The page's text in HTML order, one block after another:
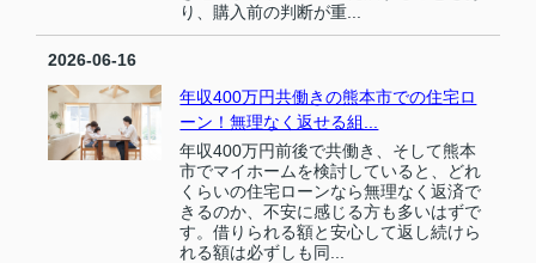
り、購入前の判断が重...
2026-06-16
年収400万円共働きの熊本市での住宅ロ
ーン！無理なく返せる組...
年収400万円前後で共働き、そして熊本
市でマイホームを検討していると、どれ
くらいの住宅ローンなら無理なく返済で
きるのか、不安に感じる方も多いはずで
す。借りられる額と安心して返し続けら
れる額は必ずしも同...